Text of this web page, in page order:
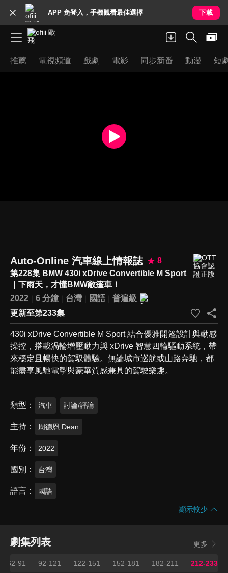
APP 免登入，手機觀看最佳選擇 下載
推薦 電視頻道 戲劇 電影 同步新番 動漫 短
Auto-Online 汽車線上情報誌
8
第228集 BMW 430i xDrive Convertible M Sport
｜下雨天，才懂BMW敞篷車！
2022
6 分鐘 台灣 國語
普遍級
更新至第233集
430i xDrive Convertible M Sport 結合優雅開篷設計與動感
操控，搭載渦輪增壓動力與 xDrive 智慧四輪驅動系統，帶
來穩定且暢快的駕馭體驗。無論城市巡航或山路奔馳，都
能盡享風馳電掣與豪華質感兼具的駕駛樂趣。
類型 汽車 討論/評論
主持 周德恩 Dean
年份 2022
國別 台灣
語言 國語
顯示較少
劇集列表 更多
62-91 92-121 122-151 152-181 182-211 212-233